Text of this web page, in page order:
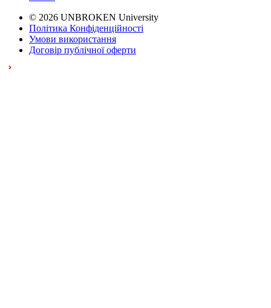
© 2026 UNBROKEN University
Політика Конфіденційності
Умови використання
Договір публічної оферти